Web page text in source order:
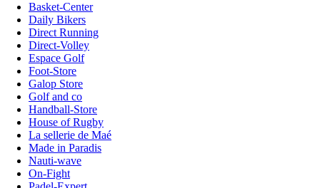
Basket-Center
Daily Bikers
Direct Running
Direct-Volley
Espace Golf
Foot-Store
Galop Store
Golf and co
Handball-Store
House of Rugby
La sellerie de Maé
Made in Paradis
Nauti-wave
On-Fight